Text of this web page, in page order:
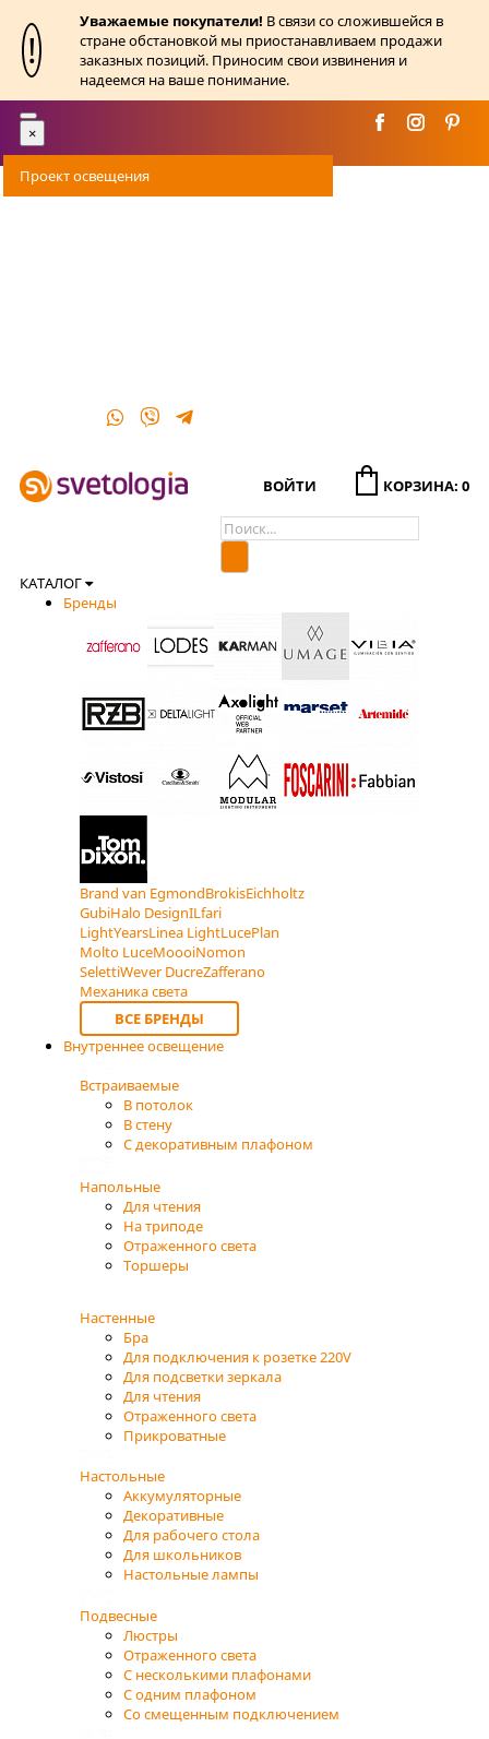
!
Уважаемые покупатели! В связи со сложившейся в
стране обстановкой мы приостанавливаем продажи
заказных позиций. Приносим свои извинения и
надеемся на ваше понимание.
Toggle
navigation
×
Проект освещения
ВОЙТИ КОРЗИНА: 0
КАТАЛОГ
Бренды
Brand van EgmondBrokisEichholtz
GubiHalo DesignILfari
LightYearsLinea LightLucePlan
Molto LuceMoooiNomon
SelettiWever DucreZafferano
Механика света
ВСЕ БРЕНДЫ
Внутреннее освещение
Встраиваемые
В потолок
В стену
С декоративным плафоном
Напольные
Для чтения
На триподе
Отраженного света
Торшеры
Настенные
Бра
Для подключения к розетке 220V
Для подсветки зеркала
Для чтения
Отраженного света
Прикроватные
Настольные
Аккумуляторные
Декоративные
Для рабочего стола
Для школьников
Настольные лампы
Подвесные
Люстры
Отраженного света
С несколькими плафонами
С одним плафоном
Со смещенным подключением